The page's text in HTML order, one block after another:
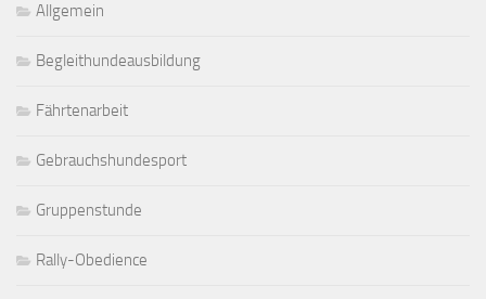
Allgemein
Begleithundeausbildung
Fährtenarbeit
Gebrauchshundesport
Gruppenstunde
Rally-Obedience